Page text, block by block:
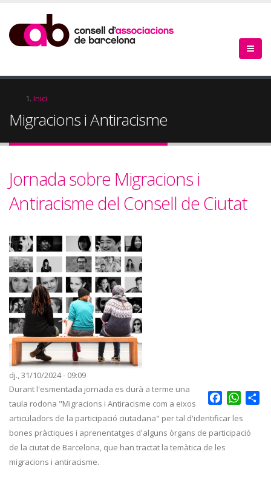
contingut
d'Ariadna
Inici
Migracions i Antiracisme
Jornada sobre Migracions i
Antiracisme del Consell de Ciutat
dj., 31/10/2024 - 09:09
Facebook
Durant l'esmentada jornada es durà a terme una
taula rodona "Migracions i Antiracisme com a eixos
articuladors de la participació ciutadana" per tal d'identificar les
bones pràctiques i aprenentatges d'alguns òrgans de participació
de la ciutat de Barcelona, que han tractat la temàtica de les
migracions i antiracisme.